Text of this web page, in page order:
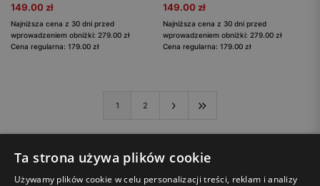
149.00 zł
Najniższa cena z 30 dni przed
wprowadzeniem obniżki: 279.00 zł
Cena regularna: 179.00 zł
149.00 zł
Najniższa cena z 30 dni przed
wprowadzeniem obniżki: 279.00 zł
Cena regularna: 179.00 zł
1 2
Ta strona używa plików cookie
Używamy plików cookie w celu personalizacji treści, reklam i analizy